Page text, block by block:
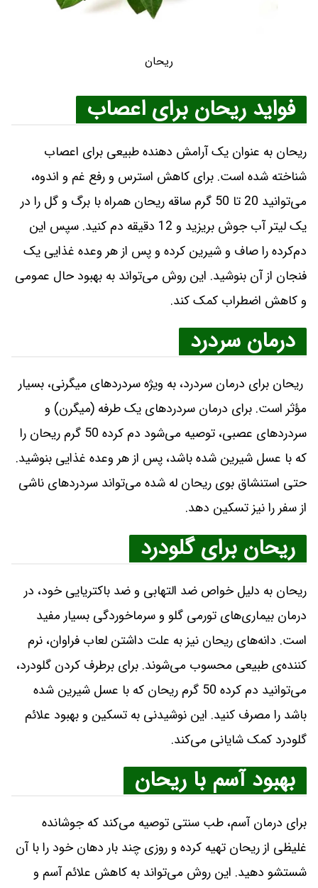
ریحان
فواید ریحان برای اعصاب
ریحان به عنوان یک آرامش‌ دهنده طبیعی برای اعصاب
شناخته شده است. برای کاهش استرس و رفع غم و اندوه،
می‌توانید 20 تا 50 گرم ساقه ریحان همراه با برگ و گل را در
یک لیتر آب جوش بریزید و 12 دقیقه دم کنید. سپس این
دم‌کرده را صاف و شیرین کرده و پس از هر وعده غذایی یک
فنجان از آن بنوشید. این روش می‌تواند به بهبود حال عمومی
و کاهش اضطراب کمک کند.
درمان سردرد
ریحان برای درمان سردرد، به ویژه سردردهای میگرنی، بسیار
مؤثر است. برای درمان سردردهای یک طرفه (میگرن) و
سردردهای عصبی، توصیه می‌شود دم کرده 50 گرم ریحان را
که با عسل شیرین شده باشد، پس از هر وعده غذایی بنوشید.
حتی استنشاق بوی ریحان له شده می‌تواند سردردهای ناشی
از سفر را نیز تسکین دهد.
ریحان برای گلودرد
ریحان به دلیل خواص ضد التهابی و ضد باکتریایی خود، در
درمان بیماری‌های تورمی گلو و سرماخوردگی بسیار مفید
است. دانه‌های ریحان نیز به علت داشتن لعاب فراوان، نرم
کننده‌ی طبیعی محسوب می‌شوند. برای برطرف کردن گلودرد،
می‌توانید دم کرده 50 گرم ریحان که با عسل شیرین شده
باشد را مصرف کنید. این نوشیدنی به تسکین و بهبود علائم
گلودرد کمک شایانی می‌کند.
بهبود آسم با ریحان
برای درمان آسم، طب سنتی توصیه می‌کند که جوشانده
غلیظی از ریحان تهیه کرده و روزی چند بار دهان خود را با آن
شستشو دهید. این روش می‌تواند به کاهش علائم آسم و